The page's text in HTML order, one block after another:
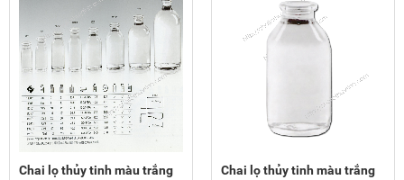
Chai lọ thủy tinh màu trắng
Chai lọ thủy tinh màu trắng